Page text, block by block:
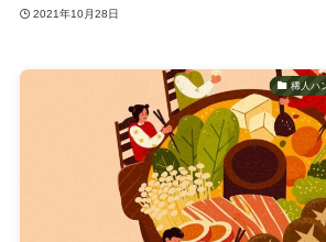
2021年10月28日
稀人ハ